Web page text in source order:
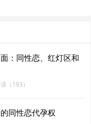
：同性恋、红灯区和
（193）
同性恋代孕权